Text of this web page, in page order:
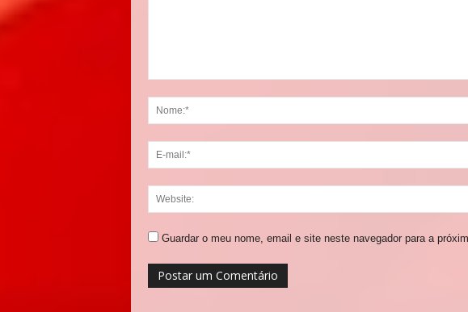
Guardar o meu nome, email e site neste navegador para a